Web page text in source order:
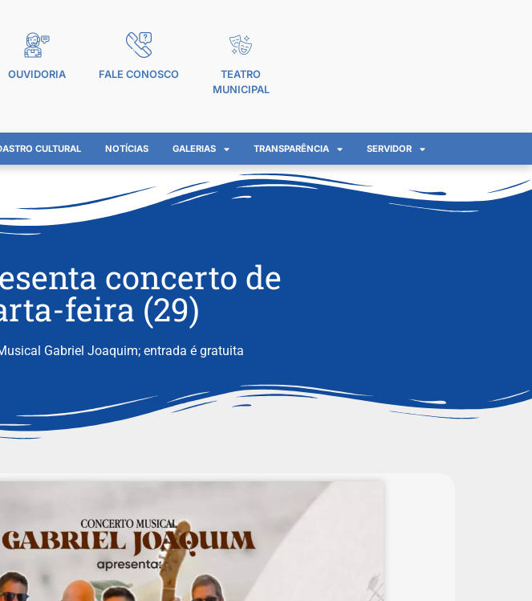
OUVIDORIA FALE CONOSCO
TEATRO
MUNICIPAL
CULTURAL NOTÍCIAS GALERIAS TRANSPARÊNCIA SERVIDOR
concerto de
feira (29)
Gabriel Joaquim; entrada é gratuita